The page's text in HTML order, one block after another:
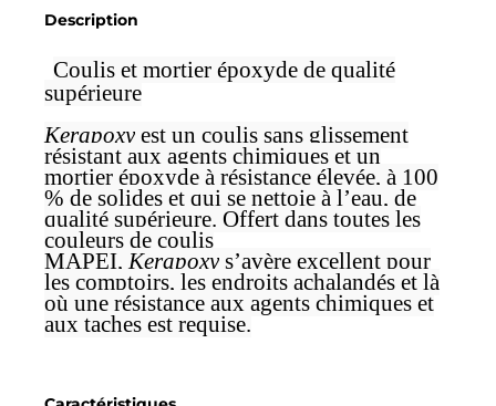
Description
Coulis et mortier époxyde de qualité
supérieure
Kerapoxy est un coulis sans glissement
résistant aux agents chimiques et un
mortier époxyde à résistance élevée, à 100
% de solides et qui se nettoie à l’eau, de
qualité supérieure. Offert dans toutes les
couleurs de coulis
MAPEI,Kerapoxy s’avère excellent pour
les comptoirs, les endroits achalandés et là
où une résistance aux agents chimiques et
aux taches est requise.